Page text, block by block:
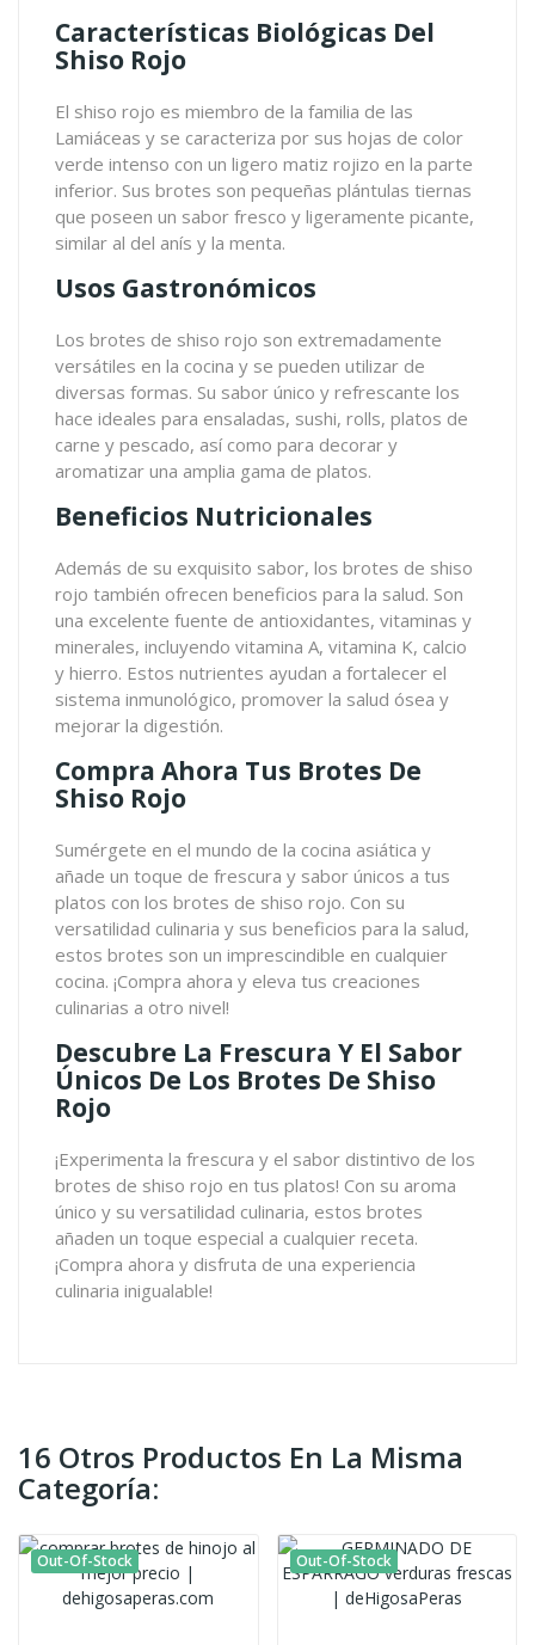
Características Biológicas Del
Shiso Rojo
El shiso rojo es miembro de la familia de las
Lamiáceas y se caracteriza por sus hojas de color
verde intenso con un ligero matiz rojizo en la parte
inferior. Sus brotes son pequeñas plántulas tiernas
que poseen un sabor fresco y ligeramente picante,
similar al del anís y la menta.
Usos Gastronómicos
Los brotes de shiso rojo son extremadamente
versátiles en la cocina y se pueden utilizar de
diversas formas. Su sabor único y refrescante los
hace ideales para ensaladas, sushi, rolls, platos de
carne y pescado, así como para decorar y
aromatizar una amplia gama de platos.
Beneficios Nutricionales
Además de su exquisito sabor, los brotes de shiso
rojo también ofrecen beneficios para la salud. Son
una excelente fuente de antioxidantes, vitaminas y
minerales, incluyendo vitamina A, vitamina K, calcio
y hierro. Estos nutrientes ayudan a fortalecer el
sistema inmunológico, promover la salud ósea y
mejorar la digestión.
Compra Ahora Tus Brotes De
Shiso Rojo
Sumérgete en el mundo de la cocina asiática y
añade un toque de frescura y sabor únicos a tus
platos con los brotes de shiso rojo. Con su
versatilidad culinaria y sus beneficios para la salud,
estos brotes son un imprescindible en cualquier
cocina. ¡Compra ahora y eleva tus creaciones
culinarias a otro nivel!
Descubre La Frescura Y El Sabor
Únicos De Los Brotes De Shiso
Rojo
¡Experimenta la frescura y el sabor distintivo de los
brotes de shiso rojo en tus platos! Con su aroma
único y su versatilidad culinaria, estos brotes
añaden un toque especial a cualquier receta.
¡Compra ahora y disfruta de una experiencia
culinaria inigualable!
16 Otros Productos En La Misma
Categoría:
Out-Of-Stock Out-Of-Stock